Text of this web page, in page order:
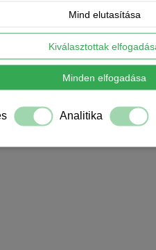
egy igazán egyedi és
ma..
Mind elutasítása
Kiválasztottak
Minden elfogadása
Analitika